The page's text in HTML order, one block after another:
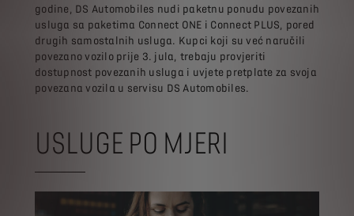
godine, DS Automobiles nudi paketnu ponudu povezanih
usluga sa paketima Connect ONE i Connect PLUS, pored
drugih samostalnih usluga. Kupci koji su već naručili
povezano vozilo prije 3. jula, trebaju provjeriti
dostupnost povezanih usluga i uvjete pretplate za svoja
povezana vozila u servisu DS Automobiles.
USLUGE PO MJERI